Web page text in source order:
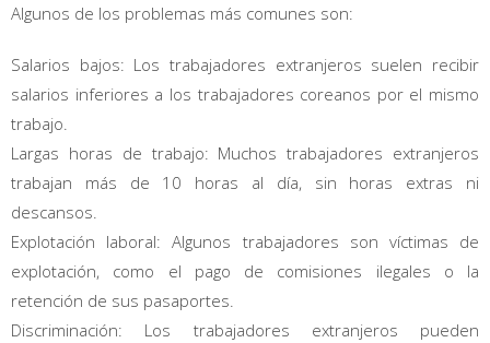
Algunos de los problemas más comunes son:
Salarios bajos: Los trabajadores extranjeros suelen recibir
salarios inferiores a los trabajadores coreanos por el mismo
trabajo.
Largas horas de trabajo: Muchos trabajadores extranjeros
trabajan más de 10 horas al día, sin horas extras ni
descansos.
Explotación laboral: Algunos trabajadores son víctimas de
explotación, como el pago de comisiones ilegales o la
retención de sus pasaportes.
Discriminación: Los trabajadores extranjeros pueden